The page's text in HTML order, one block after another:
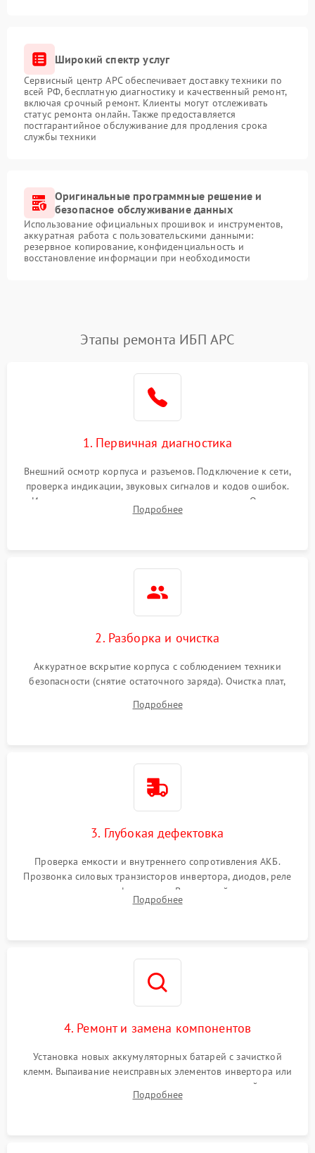
Широкий спектр услуг
Сервисный центр APC обеспечивает доставку техники по
всей РФ, бесплатную диагностику и качественный ремонт,
включая срочный ремонт. Клиенты могут отслеживать
статус ремонта онлайн. Также предоставляется
постгарантийное обслуживание для продления срока
службы техники
Оригинальные программные решение и
безопасное обслуживание данных
Использование официальных прошивок и инструментов,
аккуратная работа с пользовательскими данными:
резервное копирование, конфиденциальность и
восстановление информации при необходимости
Этапы ремонта ИБП APC
1. Первичная диагностика
Внешний осмотр корпуса и разъемов. Подключение к сети,
проверка индикации, звуковых сигналов и кодов ошибок.
Измерение входного и выходного напряжения. Оценка
реакции ИБП на отключение основного питания без
Подробнее
2. Разборка и очистка
Аккуратное вскрытие корпуса с соблюдением техники
безопасности (снятие остаточного заряда). Очистка плат,
и кистей для предотвращения перегрева и замыканий.
Подробнее
3. Глубокая дефектовка
Проверка емкости и внутреннего сопротивления АКБ.
Прозвонка силовых транзисторов инвертора, диодов, реле
переключения и трансформатора. Визуальный поиск вздутых
конденсаторов и прогаров на печатной плате.
Подробнее
4. Ремонт и замена компонентов
Установка новых аккумуляторных батарей с зачисткой
клемм. Выпаивание неисправных элементов инвертора или
цепи зарядки и монтаж новых радиодеталей.
Восстановление поврежденных токоведущих дорожек и
Подробнее